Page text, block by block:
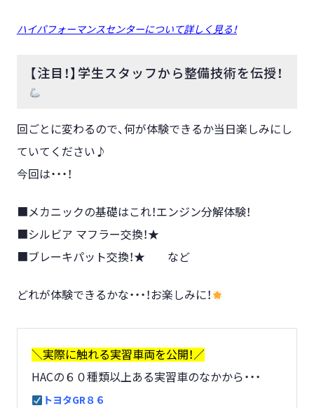
ハイパフォーマンスセンターについて詳しく見る！
【注目！】学生スタッフから整備技術を伝授！
回ごとに変わるので、何が体験できるか当日楽しみにし
ていてください♪
今回は・・・！
■メカニックの基礎はこれ！エンジン分解体験！
■シルビア マフラー交換！★
■ブレーキパット交換！★ など
どれが体験できるかな・・・！お楽しみに！
＼実際に触れる実習車両を公開！／
HACの６０種類以上ある実習車のなかから・・・
トヨタGR８６